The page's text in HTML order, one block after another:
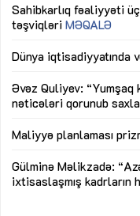
Sahibkarlıq fəaliyyəti
təşviqləri MƏQALƏ
Dünya iqtisadiyyatında
Əvəz Quliyev: “Yumşaq
nəticələri qorunub
Maliyyə planlaması
Gülminə Məlikzadə:
ixtisaslaşmış kadrların